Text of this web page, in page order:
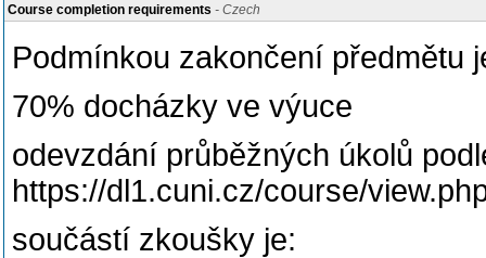
Course completion requirements - Czech
Podmínkou zakončení předmětu
70% docházky ve výuce
odevzdání průběžných úkolů
https://dl1.cuni.cz/course/
součástí zkoušky je: